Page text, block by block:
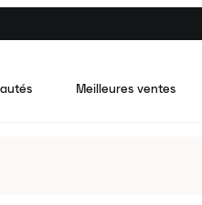
Meilleures ventes